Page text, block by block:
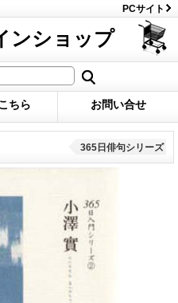
PCサイト
ンショップ
ちら お問い合せ
365日俳句シリーズ